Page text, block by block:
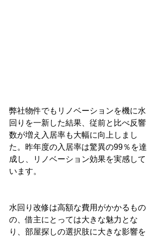
弊社物件でもリノベーションを機に水
回りを一新した結果、従前と比べ反響
数が増え入居率も大幅に向上しまし
た。昨年度の入居率は驚異の99％を達
成し、リノベーション効果を実感して
います。
水回り改修は高額な費用がかかるもの
の、借主にとっては大きな魅力とな
り、部屋探しの選択肢に大きな影響を